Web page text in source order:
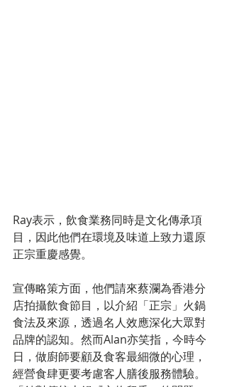
Ray表示，飲食業務同時是文化傳承項
目，因此他們在環境及味道上致力還原
正宗重慶感覺。
宣傳略策方面，他們請來蔡瀾為香港分
店拍攝飲食節目，以介紹「正宗」火鍋
食法及來源，透過名人效應深化大眾對
品牌的認知。然而Alan亦笑指，今時今
日，做廚師要顧及食客最細微的心理，
經營食肆更要考慮客人膳後服務體驗。